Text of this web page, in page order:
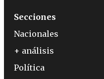
Secciones
Nacionales
+ análisis
Política